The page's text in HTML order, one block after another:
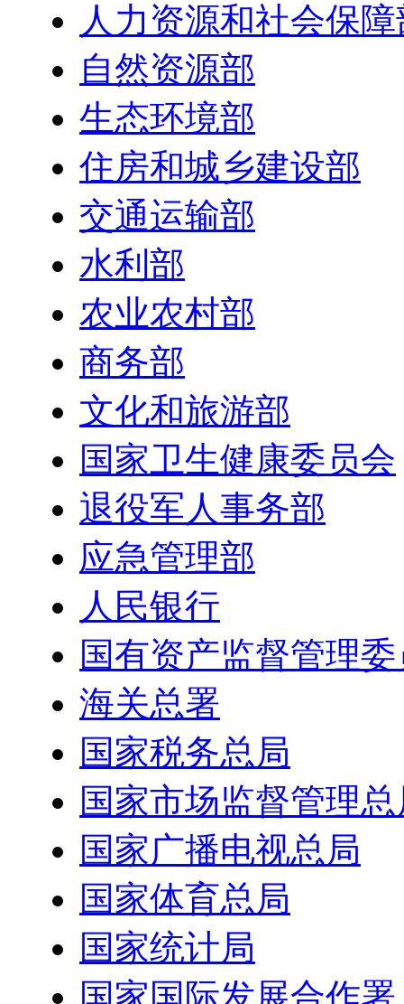
人力资源和社会保
自然资源部
生态环境部
住房和城乡建设部
交通运输部
水利部
农业农村部
商务部
文化和旅游部
国家卫生健康委员会
退役军人事务部
应急管理部
人民银行
国有资产监督管理
海关总署
国家税务总局
国家市场监督管理
国家广播电视总局
国家体育总局
国家统计局